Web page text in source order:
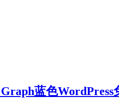
蓝色WordPress